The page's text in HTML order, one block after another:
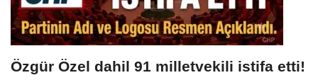
Özgür Özel dahil 91 milletvekili istifa etti!